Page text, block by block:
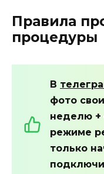
Правила
процедуры
В
фото
неделю +
режиме
только